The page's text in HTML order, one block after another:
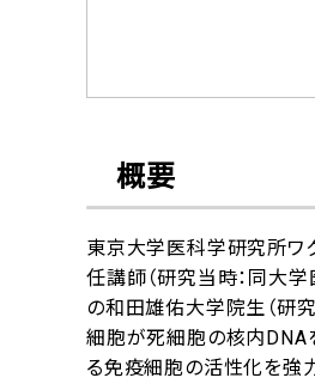
概要
東京大学医科学研究所ワ
任講師（研究当時：同大
の和田雄佑大学院生（研
細胞が死細胞の核内DNA
る免疫細胞の活性化を強力